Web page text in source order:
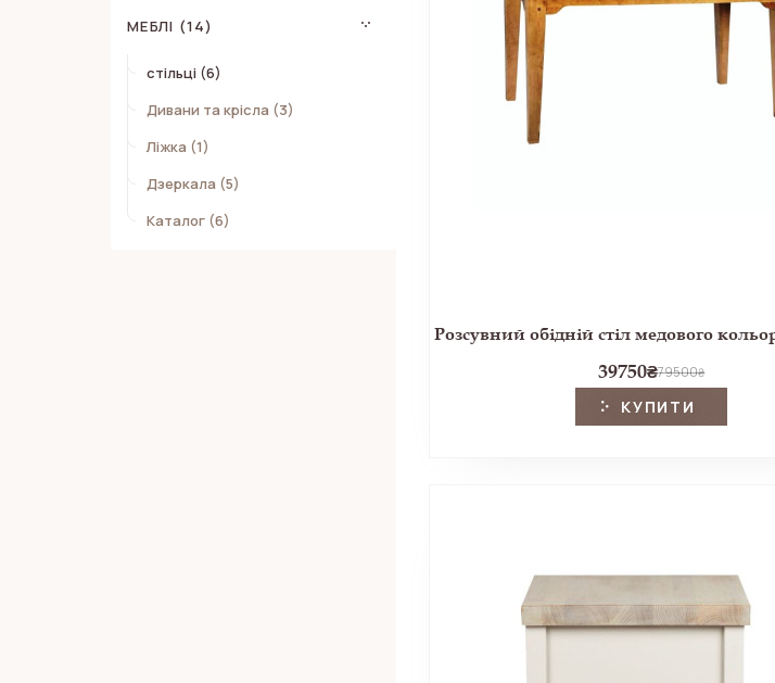
МЕБЛІ (14)
стільці (6)
Дивани та крісла (3)
Ліжка (1)
Дзеркала (5)
Каталог (6)
39750₴79500₴
КУПИТИ